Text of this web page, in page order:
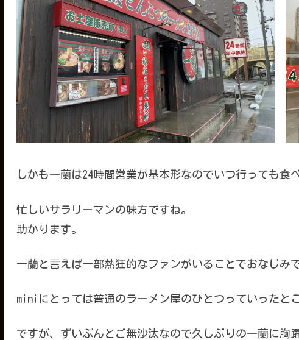
しかも一蘭は24時間営業が基本形なのでいつ行っても食
忙しいサラリーマンの味方ですね。
助かります。
一蘭と言えば一部熱狂的なファンがいることでおなじみ
miniにとっては普通のラーメン屋のひとつっていったと
ですが、ずいぶんとご無沙汰なので久しぶりの一蘭に胸